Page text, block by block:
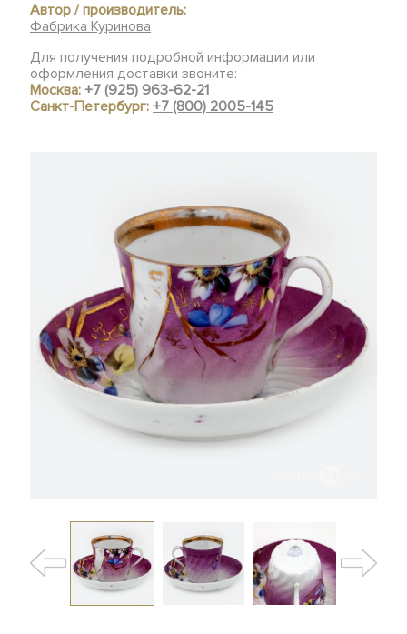
Автор / производитель:
Фабрика Куринова
Для получения подробной информации или
оформления доставки звоните:
Москва:+7 (925) 963-62-21
Санкт-Петербург:+7 (800) 2005-145